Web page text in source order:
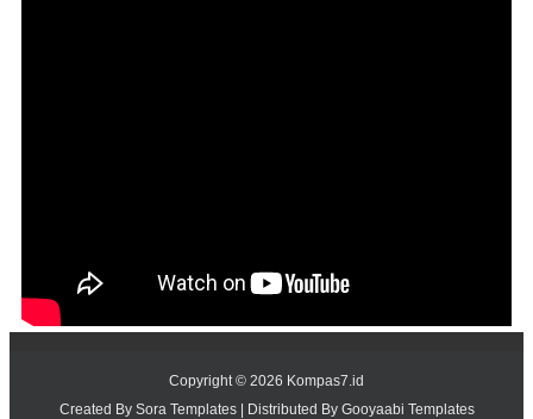
Copyright © 2026 Kompas7.id
Created By Sora Templates| Distributed By Gooyaabi Templates